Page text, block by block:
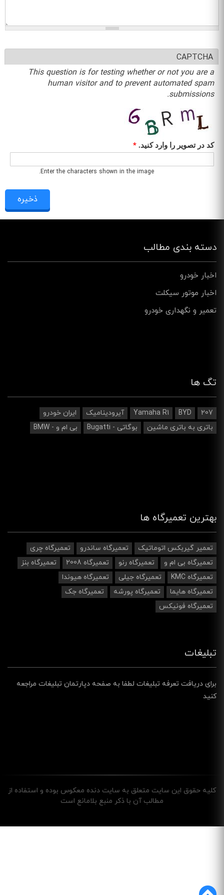
CAPTCHA
This question is for testing whether or not you are a
human visitor and to prevent automated spam
submissions.
کد در تصویر را وارد کنید.*
Enter the characters shown in the image.
دسته بندی مطالب
اخبار خودرو
اخبار موتور سیکلت
تعمیر و نگهداری خودرو
تگ ها
207
BYD
Yamaha R1 آیرودینامیک‌
ایران خودرو
باتری به باتری ماشین
بوگاتی - Bugatti بی ام و - BMW
بهترین تعمیرگاه ها
تعمیر گیربکس اتوماتیک تعمیرگاه ساندرو
تعمیرگاه چری
تعمیرگاه بی ام و
تعمیرگاه رنو تعمیرگاه 2008
تعمیرگاه بنز
تعمیرگاه KMC
تعمیرگاه جیلی
تعمیرگاه هیوندا
تعمیرگاه هایما
تعمیرگاه پورشه
تعمیرگاه جک
تعمیرگاه فونیکس
تبلیغات
برای دریافت تعرفه تبلیغات لطفا به صفحه دپارتمان تبلیغات مراجعه
کنید
کليه حقوق اين سايت متعلق به سایت دنده معکوس بوده و استفاده از
مطالب آن با ذکر منبع بلامانع است